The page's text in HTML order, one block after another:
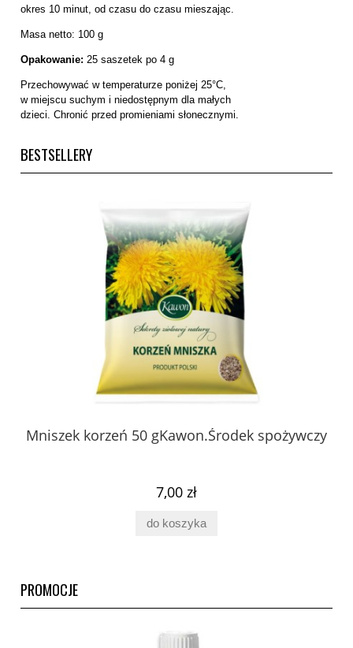
okres 10 minut, od czasu do czasu mieszając.
Masa netto: 100 g
Opakowanie: 25 saszetek po 4 g
Przechowywać w temperaturze poniżej 25°C,
w miejscu suchym i niedostępnym dla małych
dzieci. Chronić przed promieniami słonecznymi.
BESTSELLERY
Mniszek korzeń 50 gKawon.Środek spożywczy
7,00 zł
do koszyka
PROMOCJE